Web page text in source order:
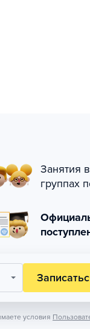
Занятия
группах
условия